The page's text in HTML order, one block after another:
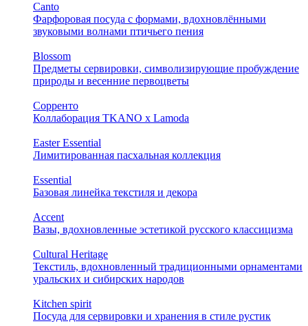
Canto
Фарфоровая посуда с формами, вдохновлёнными
звуковыми волнами птичьего пения
Blossom
Предметы сервировки, символизирующие пробуждение
природы и весенние первоцветы
Сорренто
Коллаборация TKANO х Lamoda
Easter Essential
Лимитированная пасхальная коллекция
Essential
Базовая линейка текстиля и декора
Accent
Вазы, вдохновленные эстетикой русского классицизма
Cultural Heritage
Текстиль, вдохновленный традиционными орнаментами
уральских и сибирских народов
Kitchen spirit
Посуда для сервировки и хранения в стиле рустик